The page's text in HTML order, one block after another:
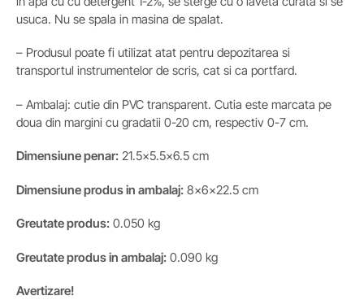
usuca. Nu se spala in masina de spalat.
– Produsul poate fi utilizat atat pentru depozitarea si
transportul instrumentelor de scris, cat si ca portfard.
– Ambalaj: cutie din PVC transparent. Cutia este marcata pe
doua din margini cu gradatii 0-20 cm, respectiv 0-7 cm.
Dimensiune penar: 21.5×5.5×6.5 cm
Dimensiune produs in ambalaj: 8x6x22.5 cm
Greutate produs: 0.050 kg
Greutate produs in ambalaj: 0.090 kg
Avertizare!